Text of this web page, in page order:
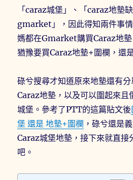
「caraz城堡」、「caraz地墊
gmarket」，因此得知兩件事
媽都在Gmarket購買Caraz地
猶豫要買Caraz地墊+圍欄，還
碌兮搜尋才知道原來地墊還有
Caraz地墊，以及可以圍起來且
城堡。參考了PTT的這篇貼文後
堡 還是 地墊+圍欄 ，碌兮還是
Caraz城堡地墊，接下來就直接
吧。